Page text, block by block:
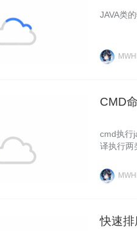
JAVA类的
CMD
cmd执行
译执行两
快速